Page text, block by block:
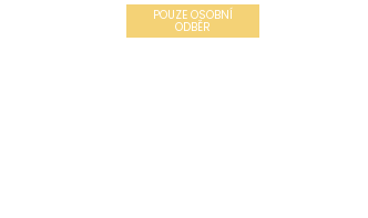
POUZE OSOBNÍ
ODBĚR